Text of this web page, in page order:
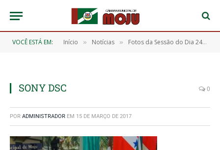
VOCÊ ESTÁ EM: Início » Notícias » Fotos da Sessão do Dia 24/02/2017
SONY DSC 0
POR ADMINISTRADOR EM 15 DE MARÇO DE 2017